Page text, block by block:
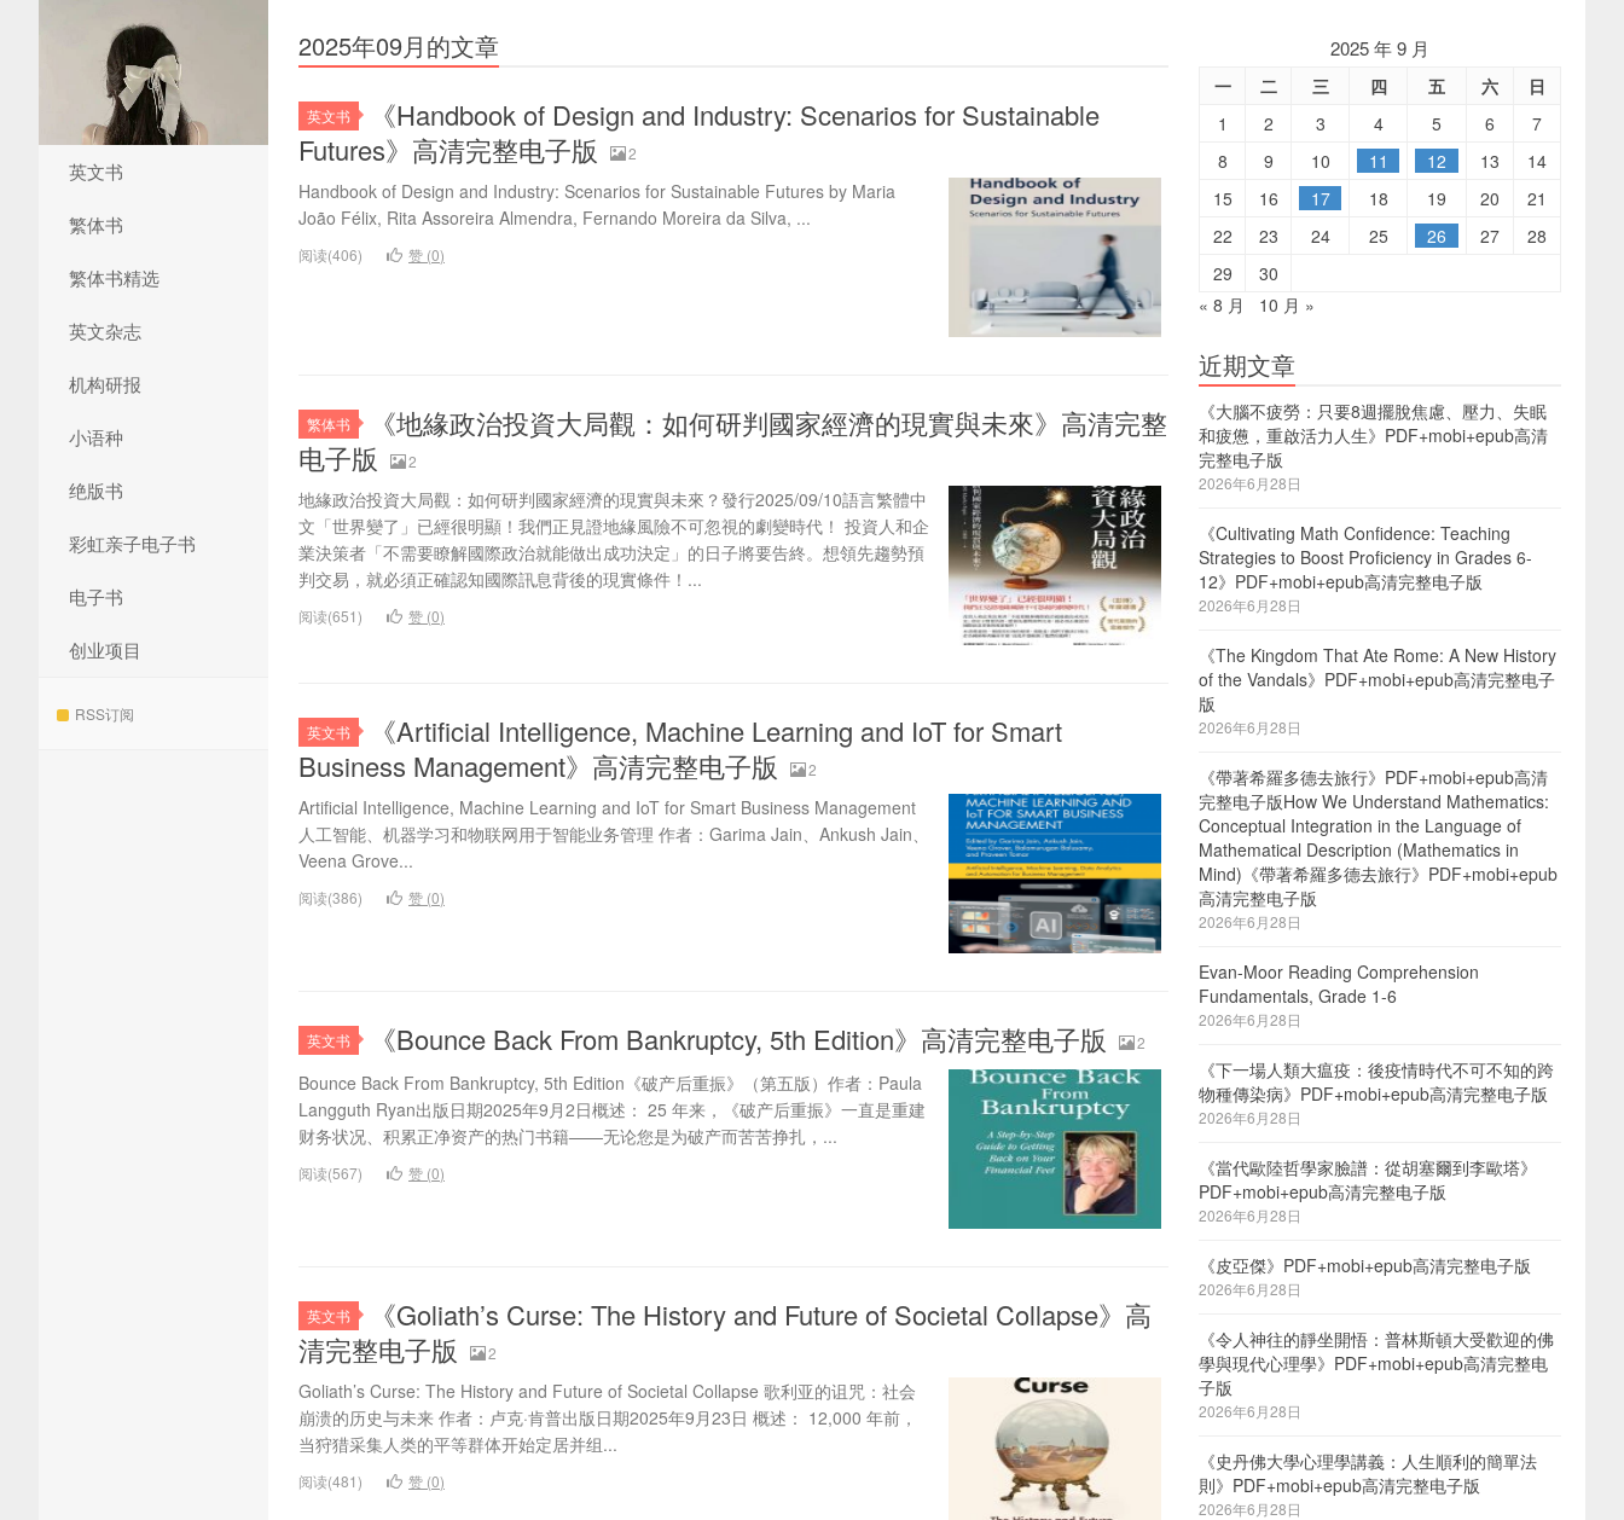
英文书
繁体书
繁体书精选
英文杂志
机构研报
小语种
绝版书
彩虹亲子电子书
电子书
创业项目
RSS订阅
2025年09月的文章
英文书
《Handbook of Design and Industry: Scenarios for Sustainable
Futures》高清完整电子版
2
Handbook of Design and Industry: Scenarios for Sustainable Futures by Maria
João Félix, Rita Assoreira Almendra, Fernando Moreira da Silva, ...
阅读(406) 赞 (0)
繁体书
《地緣政治投資大局觀：如何研判國家經濟的現實與未來》高清完整
电子版
2
地緣政治投資大局觀：如何研判國家經濟的現實與未來？發行2025/09/10語言繁體中
文「世界變了」已經很明顯！我們正見證地緣風險不可忽視的劇變時代！ 投資人和企
業決策者「不需要瞭解國際政治就能做出成功決定」的日子將要告終。想領先趨勢預
判交易，就必須正確認知國際訊息背後的現實條件！...
阅读(651) 赞 (0)
英文书
《Artificial Intelligence, Machine Learning and IoT for Smart
Business Management》高清完整电子版
2
Artificial Intelligence, Machine Learning and IoT for Smart Business Management
人工智能、机器学习和物联网用于智能业务管理 作者：Garima Jain、Ankush Jain、
Veena Grove...
阅读(386) 赞 (0)
英文书 《Bounce Back From Bankruptcy, 5th Edition》高清完整电子版 2
Bounce Back From Bankruptcy, 5th Edition《破产后重振》（第五版）作者：Paula
Langguth Ryan出版日期2025年9月2日概述： 25 年来，《破产后重振》一直是重建
财务状况、积累正净资产的热门书籍——无论您是为破产而苦苦挣扎，...
阅读(567) 赞 (0)
英文书
《Goliath’s Curse: The History and Future of Societal Collapse》高
清完整电子版
2
Goliath’s Curse: The History and Future of Societal Collapse 歌利亚的诅咒：社会
崩溃的历史与未来 作者：卢克·肯普出版日期2025年9月23日 概述： 12,000 年前，
当狩猎采集人类的平等群体开始定居并组...
阅读(481) 赞 (0)
2025 年 9 月
一 二 三 四 五 六
日
1
2 3 4 5 6
7
8
9 10 11 12 13
14
15
16 17 18 19 20
21
22
23 24 25 26 27
28
29
30
« 8 月
10 月 »
近期文章
《大腦不疲勞：只要8週擺脫焦慮、壓力、失眠
和疲憊，重啟活力人生》PDF+mobi+epub高清
完整电子版
2026年6月28日
《Cultivating Math Confidence: Teaching
Strategies to Boost Proficiency in Grades 6-
12》PDF+mobi+epub高清完整电子版
2026年6月28日
《The Kingdom That Ate Rome: A New History
of the Vandals》PDF+mobi+epub高清完整电子
版
2026年6月28日
《帶著希羅多德去旅行》PDF+mobi+epub高清
完整电子版How We Understand Mathematics:
Conceptual Integration in the Language of
Mathematical Description (Mathematics in
Mind)《帶著希羅多德去旅行》PDF+mobi+epub
高清完整电子版
2026年6月28日
Evan-Moor Reading Comprehension
Fundamentals, Grade 1-6
2026年6月28日
《下一場人類大瘟疫：後疫情時代不可不知的跨
物種傳染病》PDF+mobi+epub高清完整电子版
2026年6月28日
《當代歐陸哲學家臉譜：從胡塞爾到李歐塔》
PDF+mobi+epub高清完整电子版
2026年6月28日
《皮亞傑》PDF+mobi+epub高清完整电子版
2026年6月28日
《令人神往的靜坐開悟：普林斯頓大受歡迎的佛
學與現代心理學》PDF+mobi+epub高清完整电
子版
2026年6月28日
《史丹佛大學心理學講義：人生順利的簡單法
則》PDF+mobi+epub高清完整电子版
2026年6月28日